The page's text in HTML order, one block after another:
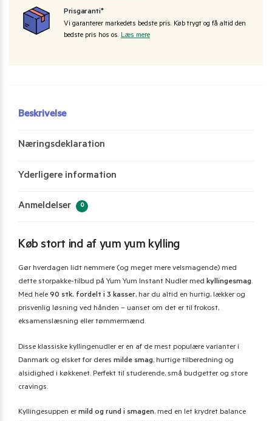
Prisgaranti*
Vi garanterer markedets bedste pris. Køb trygt og få altid den
bedste pris hos os. Læs mere
Beskrivelse
Næringsdeklaration
Yderligere information
Anmeldelser 0
Køb stort ind af yum yum kylling
Gør hverdagen lidt nemmere (og meget mere velsmagende) med
dette storpakke-tilbud på Yum Yum Instant Nudler med kyllingesmag.
Med hele 90 stk. fordelt i 3 kasser, har du altid en hurtig, lækker og
prisvenlig løsning ved hånden – uanset om det er til frokost,
eksamenslæsning eller tømmermænd.
Disse klassiske kyllingenudler er en af de mest populære varianter i
Danmark og elsket for deres milde smag, hurtige tilberedning og
alsidighed i køkkenet. Perfekt til studerende, små budgetter og store
cravings.
Kyllingesuppen er mild og rund i smagen, med en let krydret balance